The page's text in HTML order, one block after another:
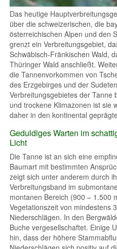
Das heutige
über die schweizerischen, die
österreichischen Alpen und den
grenzt ein Verbreitungsgebiet,
Schwäbisch-Fränkischen Wald,
Thüringer Wald anschließt.
die Tannenvorkommen von
des Erzgebirges und der
Verbreitungsgebietes der Tanne
und trockene Klimazonen ist sie
daher in den kontinental
Geduldiges Warten im
Licht
Die Tanne ist an sich eine
Baumart mit bestimmten
zeigt sich unter anderem durch
Verbreitungsband im
montanen Bereich (900 – 1.500
Vegetationszeit von mindestens
Niederschlägen. In den
Buche vergesellschaftet. Einige
hin, dass der höhere